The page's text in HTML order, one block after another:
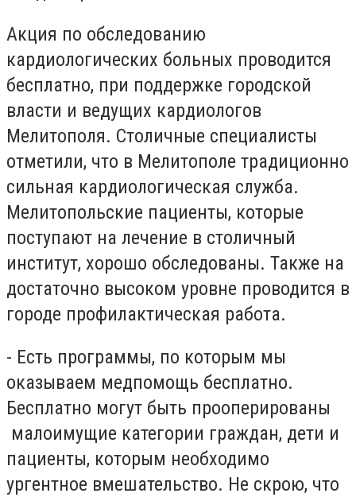
Акция по обследованию
кардиологических больных проводится
бесплатно, при поддержке городской
власти и ведущих кардиологов
Мелитополя. Столичные специалисты
отметили, что в Мелитополе традиционно
сильная кардиологическая служба.
Мелитопольские пациенты, которые
поступают на лечение в столичный
институт, хорошо обследованы. Также на
достаточно высоком уровне проводится в
городе профилактическая работа.
- Есть программы, по которым мы
оказываем медпомощь бесплатно.
Бесплатно могут быть прооперированы
малоимущие категории граждан, дети и
пациенты, которым необходимо
ургентное вмешательство. Не скрою, что